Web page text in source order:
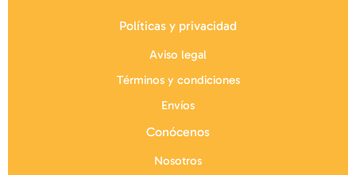
Políticas y privacidad
Aviso legal
Términos y condiciones
Envíos
Conócenos
Nosotros